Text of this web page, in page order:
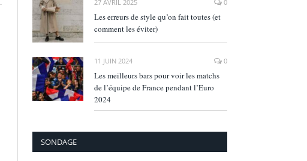
27 AVRIL 2025 0
Les erreurs de style qu’on fait toutes (et
comment les éviter)
11 JUIN 2024 0
Les meilleurs bars pour voir les matchs
de l’équipe de France pendant l’Euro
2024
SONDAGE